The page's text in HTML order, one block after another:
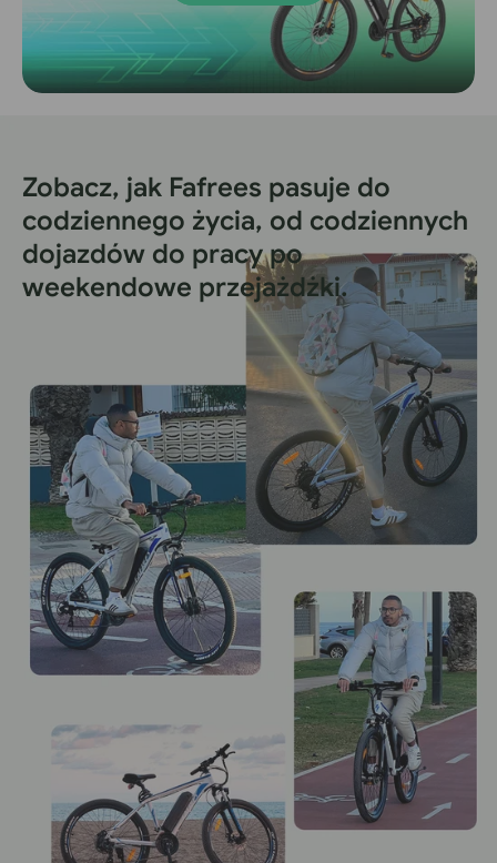
Zobacz, jak Fafrees pasuje do
codziennego życia, od codziennych
dojazdów do pracy po
weekendowe przejażdżki.